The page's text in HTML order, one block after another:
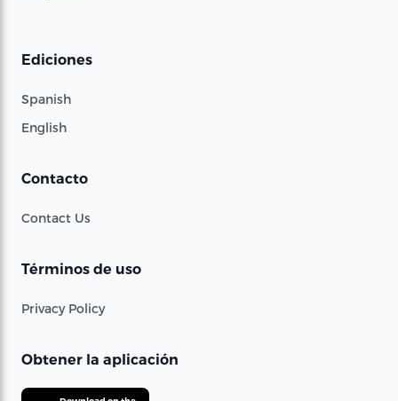
Ediciones
Spanish
English
Contacto
Contact Us
Términos de uso
Privacy Policy
Obtener la aplicación